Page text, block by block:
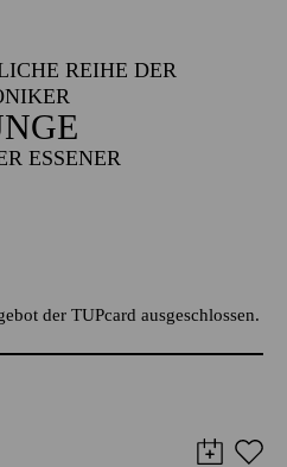
REIHE DER E
ESSENER
der TUPcard ausgeschlossen.